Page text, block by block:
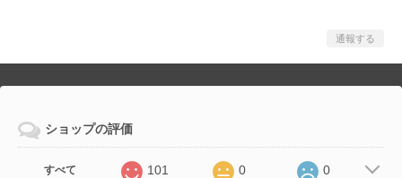
通報する
ショップの評価
すべて 101 0 0